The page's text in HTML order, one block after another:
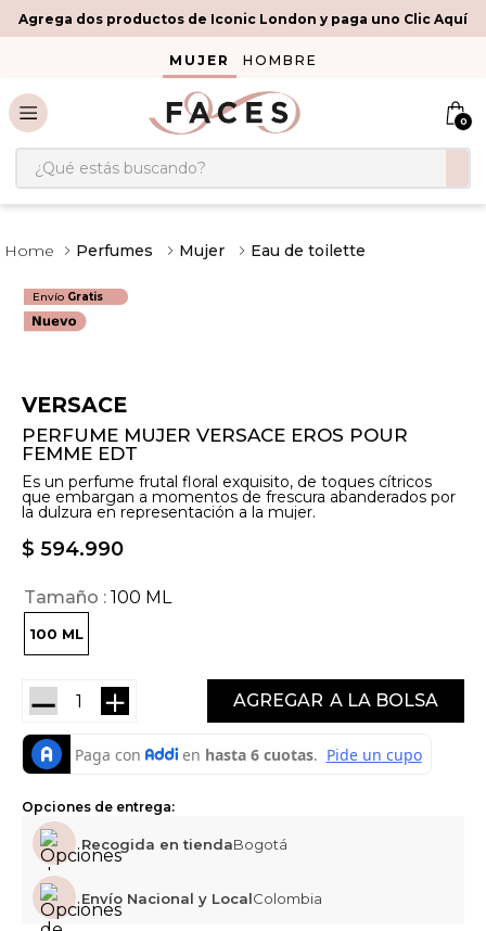
Agrega dos productos de Iconic London y paga uno Clic Aquí
MUJER HOMBRE
0
¿Qué estás buscando?
Perfumes Mujer Eau de toilette
Envío Gratis
VERSACE
PERFUME MUJER VERSACE EROS POUR
FEMME EDT
Es un perfume frutal floral exquisito, de toques cítricos
que embargan a momentos de frescura abanderados por
la dulzura en representación a la mujer.
$ 594.990
Tamaño 100 ML
100 ML
＋
－ AGREGAR
Opciones de entrega:
Recogida en tiendaBogotá
Envío Nacional y LocalColombia